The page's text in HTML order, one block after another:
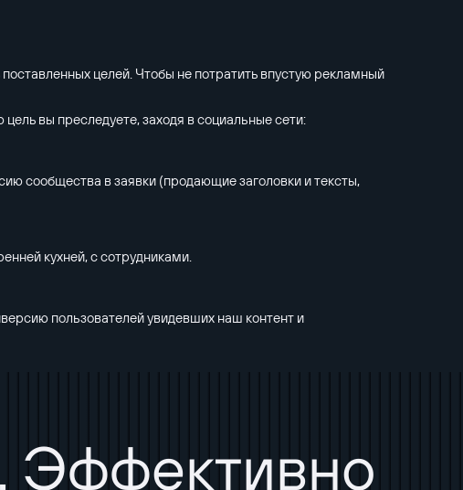
целей. Чтобы не потратить впустую рекламный
вы преследуете, заходя в социальные сети:
сообщества в заявки (продающие заголовки и тексты,
кухней, с сотрудниками.
пользователей увидевших наш контент и
Эффективно